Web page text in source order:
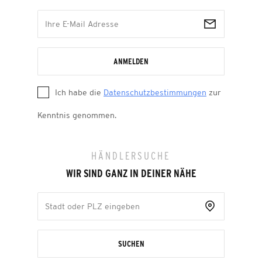
ANMELDEN
Ich habe die Datenschutzbestimmungen zur
Kenntnis genommen.
HÄNDLERSUCHE
WIR SIND GANZ IN DEINER NÄHE
SUCHEN